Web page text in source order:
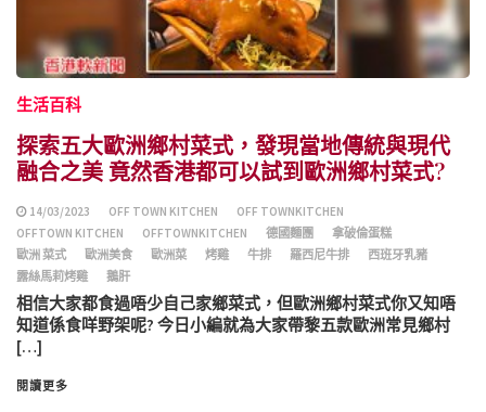
生活百科
探索五大歐洲鄉村菜式，發現當地傳統與現代
融合之美 竟然香港都可以試到歐洲鄉村菜式?
14/03/2023 OFF TOWN KITCHEN
OFF TOWNKITCHEN
OFFTOWN KITCHEN
OFFTOWNKITCHEN 德國麵團
拿破倫蛋糕
歐洲 菜式
歐洲美食 歐洲菜 烤雞 牛排 羅西尼牛排
西班牙乳豬
露絲馬莉烤雞
鵝肝
相信大家都食過唔少自己家鄉菜式，但歐洲鄉村菜式你又知唔
知道係食咩野架呢? 今日小編就為大家帶黎五款歐洲常見鄉村
[…]
閱讀更多